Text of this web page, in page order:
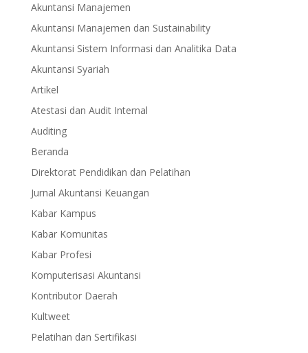
Akuntansi Manajemen
Akuntansi Manajemen dan Sustainability
Akuntansi Sistem Informasi dan Analitika Data
Akuntansi Syariah
Artikel
Atestasi dan Audit Internal
Auditing
Beranda
Direktorat Pendidikan dan Pelatihan
Jurnal Akuntansi Keuangan
Kabar Kampus
Kabar Komunitas
Kabar Profesi
Komputerisasi Akuntansi
Kontributor Daerah
Kultweet
Pelatihan dan Sertifikasi